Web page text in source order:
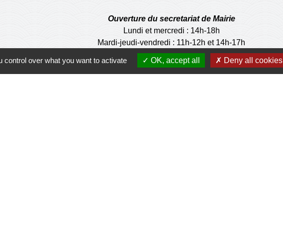
Ouverture du secretariat de Mairie
Lundi et mercredi : 14h-18h
Mardi-jeudi-vendredi : 11h-12h et 14h-17h
Le Maire et les adjoints reçoivent sur RDV
over what you want to activate OK, accept all Deny all cookies